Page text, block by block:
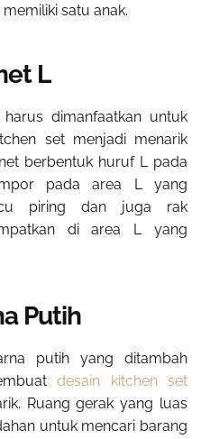
satu anak.
L
dimanfaatkan untuk
set menjadi menarik
berbentuk huruf L pada
pada area L yang
piring dan juga rak
di area L yang
Putih
putih yang ditambah
desain kitchen set
Ruang gerak yang luas
untuk mencari barang